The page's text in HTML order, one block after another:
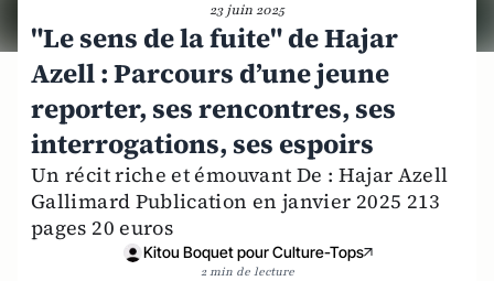
23 juin 2025
"Le sens de la fuite" de Hajar
Azell : Parcours d’une jeune
reporter, ses rencontres, ses
interrogations, ses espoirs
Un récit riche et émouvant De : Hajar Azell
Gallimard Publication en janvier 2025 213
pages 20 euros
Kitou Boquet pour Culture-Tops
2 min de lecture